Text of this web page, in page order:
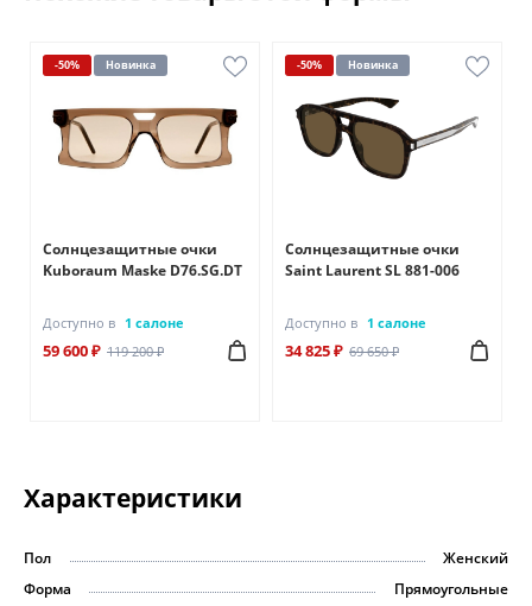
-50% Новинка
Солнцезащитные очки
Kuboraum Maske D76.SG.DT
Доступно в 1 салоне
59 600 ₽ 119 200 ₽
-50% Новинка
Солнцезащитные очки
Saint Laurent SL 881-006
Доступно в 1 салоне
34 825 ₽ 69 650 ₽
Характеристики
Пол
Женский
Форма
Прямоугольные